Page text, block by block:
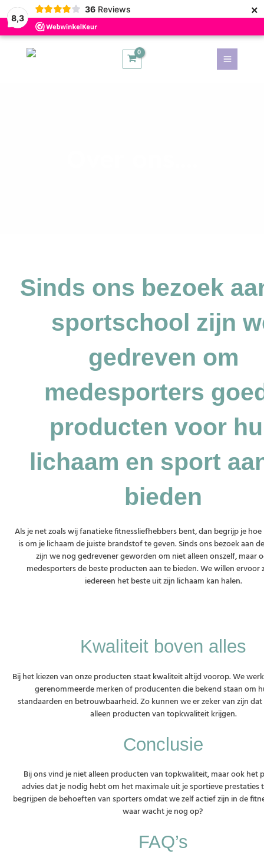
8,3
36 Reviews ×
Main
Menu
Sinds ons bezoek
sportschool zijn
gedreven om
medesporters
producten voor
lichaam en sport
bieden
Als je net zoals wij fanatieke fitnessliefhebbers bent, dan begrijp je
is om je lichaam de juiste brandstof te geven. Sinds ons bezoek aan
zijn we nog gedrevener geworden om niet alleen onszelf, maar
medesporters de beste producten aan te bieden. We willen ervoor
iedereen het beste uit zijn lichaam kan halen.
Kwaliteit boven alles
Bij het kiezen van onze producten staat kwaliteit altijd voorop. We
gerenommeerde merken of producenten die bekend staan om
standaarden en betrouwbaarheid. Zo kunnen we er zeker van zijn
alleen producten van topkwaliteit krijgen.
Conclusie
Bij ons vind je niet alleen producten van topkwaliteit, maar ook het
advies dat je nodig hebt om het maximale uit je sportieve prestaties
begrijpen de behoeften van sporters omdat we zelf actief zijn in de
waar wacht je nog op?
FAQ’s